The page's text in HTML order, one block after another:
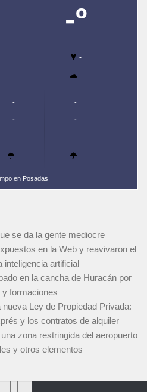
-º
-
-
-
-
-
-
-
-
en Posadas
se da la gente mediocre
en la Web y reavivaron el
inteligencia artificial
en la cancha de Huracán por
y formaciones
Ley de Propiedad Privada:
y los contratos de alquiler
zona restringida del aeropuerto
y otros elementos